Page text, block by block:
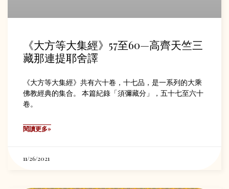
《大方等大集經》57至60—高齊天竺三
藏那連提耶舍譯
《大方等大集經》共有六十卷，十七品，是一系列的大乘
佛教經典的集合。 本篇紀錄「須彌藏分」，五十七至六十
卷。
閱讀更多»
11/26/2021